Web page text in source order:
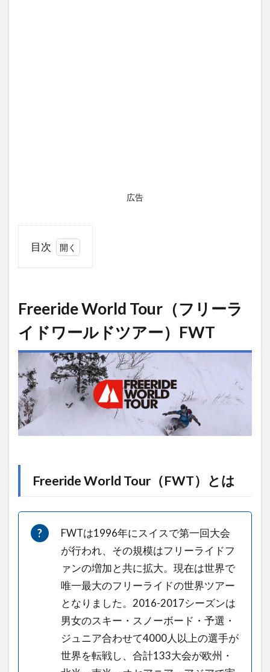
広告
目次
Tour（フ
リーライ
ドワール
ドツア
ー）
FWT
2
Freeride
World
Tourに
Freeride World Tour（フリーラ
イドワールドツアー）FWT
Freeride World Tour（FWT）とは
FWTは1996年にスイスで第一回大会
が行われ、その規模はフリーライドフ
ァンの増加と共に拡大。現在は世界で
唯一最大のフリーライドの世界ツアー
となりました。2016-2017シーズンは
男女のスキー・スノーボード・予選・
ジュニア合わせて4000人以上の選手が
世界を転戦し、合計133大会が欧州・